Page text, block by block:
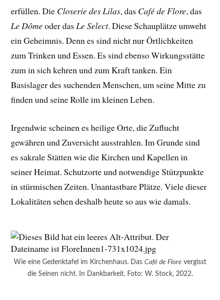
erfüllen. Die Closerie des Lilas, das Café de Flore, das
Le Dômeoder dasLe Select. Diese Schauplätze umweht
ein Geheimnis. Denn es sind nicht nur Örtlichkeiten
zum Trinken und Essen. Es sind ebenso Wirkungsstätte
zum in sich kehren und zum Kraft tanken. Ein
Basislager des suchenden Menschen, um seine Mitte zu
finden und seine Rolle im kleinen Leben.
Irgendwie scheinen es heilige Orte, die Zuflucht
gewähren und Zuversicht ausstrahlen. Im Grunde sind
es sakrale Stätten wie die Kirchen und Kapellen in
seiner Heimat. Schutzorte und notwendige Stützpunkte
in stürmischen Zeiten. Unantastbare Plätze. Viele dieser
Lokalitäten sehen deshalb heute so aus wie damals.
Wie eine Gedenktafel im Kirchenhaus. Das Café de Flore vergisst
die Seinen nicht. In Dankbarkeit. Foto: W. Stock, 2022.